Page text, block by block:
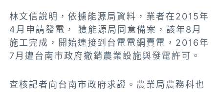
林文信說明，依據能源局資料，業者在2015年
4月申請發電， 獲能源局同意備案，該年8月
施工完成，開始連接到台電電網賣電，2016年
7月遭台南市政府撤銷農業設施與發電許可。
查核記者向台南市政府求證。農業局農務科也